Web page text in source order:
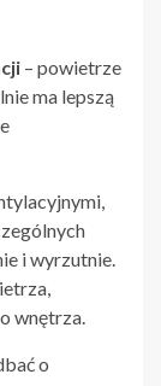
– powietrze
ma lepszą
i wyrzutnie.
wnętrza.
o